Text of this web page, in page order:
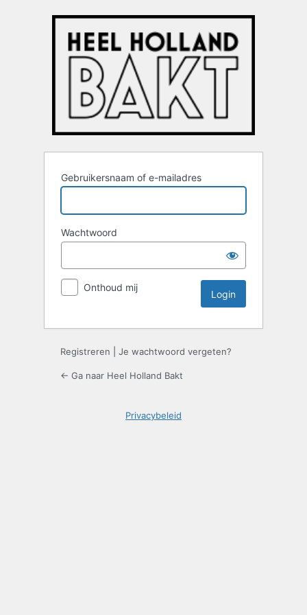
Gebruikersnaam of e-mailadres
Wachtwoord
Onthoud mij
Registreren Je wachtwoord vergeten?
← Ga naar Heel Holland Bakt
Privacybeleid